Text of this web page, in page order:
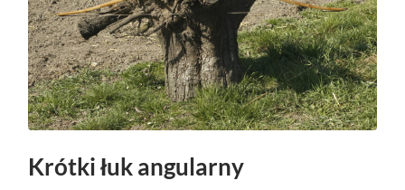
Krótki łuk angularny